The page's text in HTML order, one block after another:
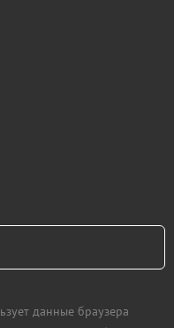
данные браузера